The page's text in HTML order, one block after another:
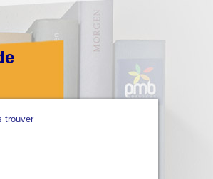
trouver